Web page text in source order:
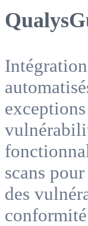
scans
des
conformité